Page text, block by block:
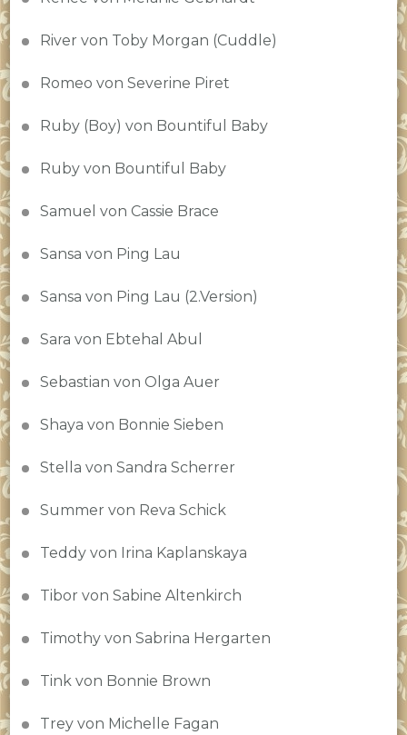
River von Toby Morgan (Cuddle)
Romeo von Severine Piret
Ruby (Boy) von Bountiful Baby
Ruby von Bountiful Baby
Samuel von Cassie Brace
Sansa von Ping Lau
Sansa von Ping Lau (2.Version)
Sara von Ebtehal Abul
Sebastian von Olga Auer
Shaya von Bonnie Sieben
Stella von Sandra Scherrer
Summer von Reva Schick
Teddy von Irina Kaplanskaya
Tibor von Sabine Altenkirch
Timothy von Sabrina Hergarten
Tink von Bonnie Brown
Trey von Michelle Fagan